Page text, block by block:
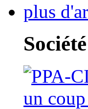
plus
Société